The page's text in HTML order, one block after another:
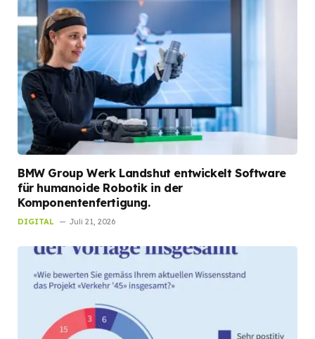
BMW Group Werk Landshut entwickelt Software
für humanoide Robotik in der
Komponentenfertigung.
DIGITAL Juli 21, 2026